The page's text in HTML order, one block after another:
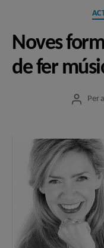
Noves
de fer
Autor
Per